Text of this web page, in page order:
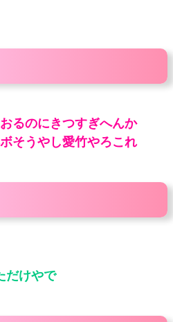
るのにきつすぎへんか
そうやし愛竹やろこれ
だけやで